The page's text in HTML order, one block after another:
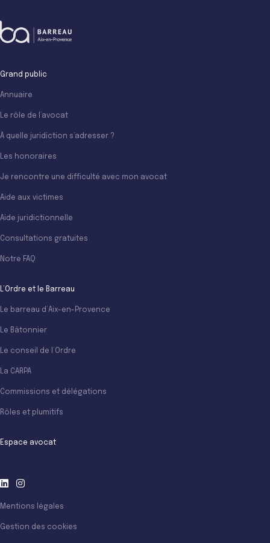
Grand public
Annuaire
Le rôle de l’avocat
À quelle juridiction s’adresser ?
Les honoraires
Je rencontre une difficulté avec mon avocat
Aide aux victimes
Aide juridictionnelle
Consultations gratuites
Notre FAQ
L’Ordre et le Barreau
Le barreau d’Aix-en-Provence
Le Bâtonnier
Le conseil de l’Ordre
La CARPA
Commissions et délégations
Rôles et plumitifs
Espace avocat
Mentions légales
Gestion des cookies